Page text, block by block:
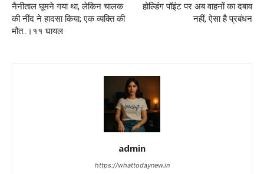
नैनीताल घूमने गया था, लेकिन चालक
की नींद ने हादसा किया; एक व्यक्ति की
मौत..।११ घायल
होल्डिंग पॉइंट पर अब वाहनों का दबाव
नहीं, ऐसा है प्रबंधन
admin
https://whattodaynew.in